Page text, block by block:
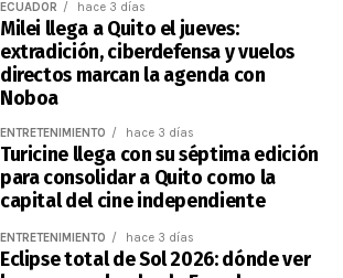
ECUADOR hace 3 días
Milei llega a Quito el jueves:
extradición, ciberdefensa y vuelos
directos marcan la agenda con
Noboa
ENTRETENIMIENTO hace 3 días
Turicine llega con su séptima edición
para consolidar a Quito como la
capital del cine independiente
ENTRETENIMIENTO hace 3 días
Eclipse total de Sol 2026: dónde ver